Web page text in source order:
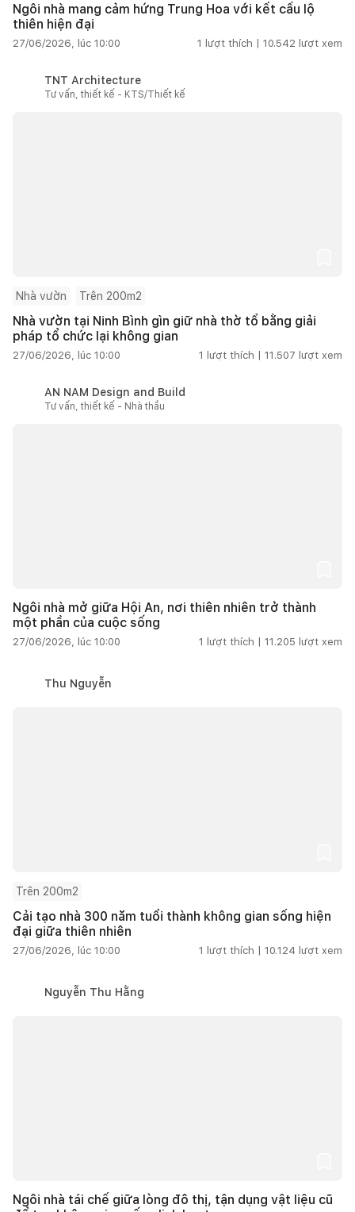
Ngôi nhà mang cảm hứng Trung Hoa với kết cấu lộ
thiên hiện đại
27/06/2026, lúc 10:00 1 lượt thích | 10.542 lượt xem
TNT Architecture
Tư vấn, thiết kế - KTS/Thiết kế
Nhà vườn Trên 200m2
Nhà vườn tại Ninh Bình gìn giữ nhà thờ tổ bằng giải
pháp tổ chức lại không gian
27/06/2026, lúc 10:00 1 lượt thích | 11.507 lượt xem
AN NAM Design and Build
Tư vấn, thiết kế - Nhà thầu
Ngôi nhà mở giữa Hội An, nơi thiên nhiên trở thành
một phần của cuộc sống
27/06/2026, lúc 10:00 1 lượt thích | 11.205 lượt xem
Thu Nguyễn
Trên 200m2
Cải tạo nhà 300 năm tuổi thành không gian sống hiện
đại giữa thiên nhiên
27/06/2026, lúc 10:00 1 lượt thích | 10.124 lượt xem
Nguyễn Thu Hằng
Ngôi nhà tái chế giữa lòng đô thị, tận dụng vật liệu cũ